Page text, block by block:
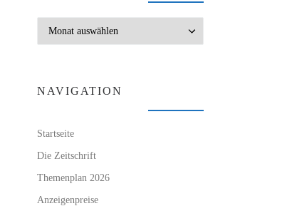
NAVIGATION
Startseite
Die Zeitschrift
Themenplan 2026
Anzeigenpreise